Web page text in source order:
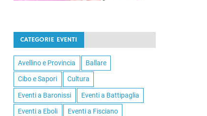
CATEGORIE EVENTI
Avellino e Provincia Ballare
Cibo e Sapori Cultura
Eventi a Baronissi Eventi a Battipaglia
Eventi a Eboli Eventi a Fisciano